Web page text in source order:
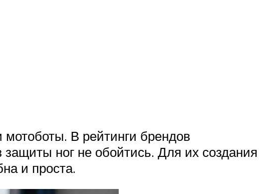
мотоботы. В рейтинги брендов
защиты ног не обойтись. Для их создания
и проста.